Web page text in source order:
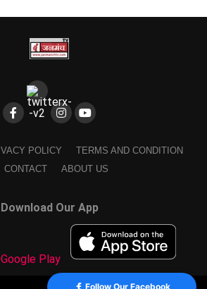
POLICY
TERMS AND CONDITION
CONTACT
ABOUT US
Download Our App
Follow Our Facebook